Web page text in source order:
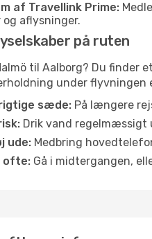
af Travellink Prime:
aflysninger.
på ruten
til Aalborg? Du finder
under flyvningen
sæde: På længere
Drik vand
ude: Medbring
ofte: Gå i midtergangen,